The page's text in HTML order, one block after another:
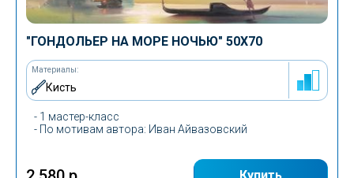
"ГОНДОЛЬЕР НА МОРЕ НОЧЬЮ" 50Х70
- 1 мастер-класс
- По мотивам автора: Иван Айвазовский
Материалы:
Кисть